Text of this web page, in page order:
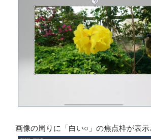
2. 写真から「花」を切り抜いた例（